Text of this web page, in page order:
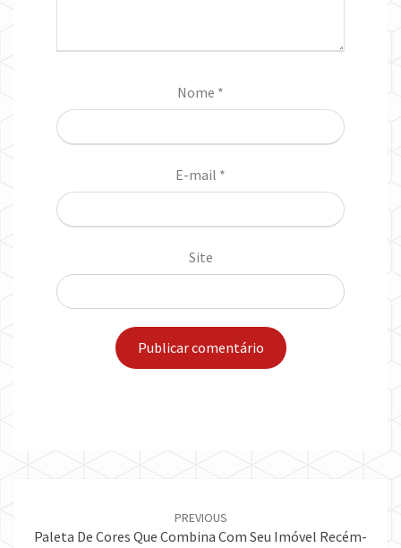
Nome *
E-mail *
Site
PREVIOUS
Paleta De Cores Que Combina Com Seu Imóvel Recém-